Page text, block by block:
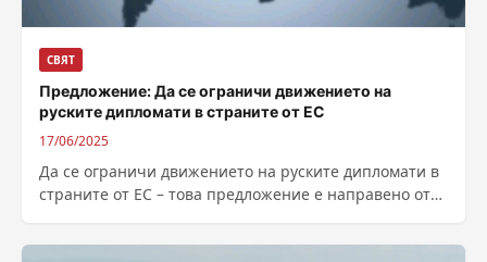
СВЯТ
Предложение: Да се ограничи движението на
руските дипломати в страните от ЕС
17/06/2025
Да се ограничи движението на руските дипломати в
страните от ЕС – това предложение е направено от